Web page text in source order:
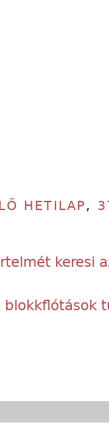
HETILAP ,
keresi
blokkflótások